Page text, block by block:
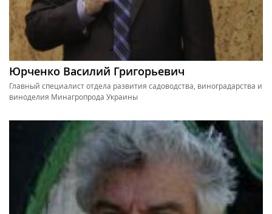
Юрченко Василий Григорьевич
Главный специалист отдела развития садоводства, виноградарства и
виноделия Минагропрода Украины